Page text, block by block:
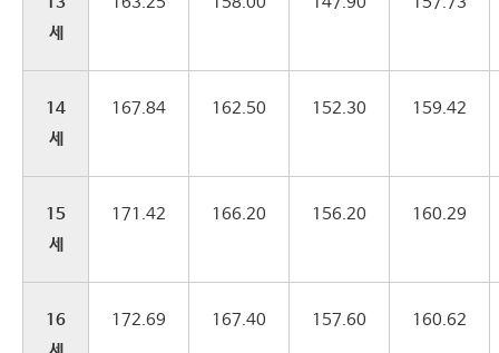
세
14
세
167.84 162.50 152.30 159.42
15
세
171.42 166.20 156.20 160.29
16
172.69 167.40 157.60 160.62